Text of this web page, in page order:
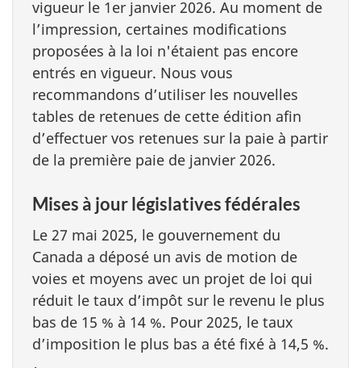
vigueur le 1er janvier 2026. Au moment de
l’impression, certaines modifications
proposées à la loi n'étaient pas encore
entrés en vigueur. Nous vous
recommandons d’utiliser les nouvelles
tables de retenues de cette édition afin
d’effectuer vos retenues sur la paie à partir
de la première paie de janvier 2026.
Mises à jour législatives fédérales
Le 27 mai 2025, le gouvernement du
Canada a déposé un avis de motion de
voies et moyens avec un projet de loi qui
réduit le taux d’impôt sur le revenu le plus
bas de 15 % à 14 %. Pour 2025, le taux
d’imposition le plus bas a été fixé à 14,5 %.